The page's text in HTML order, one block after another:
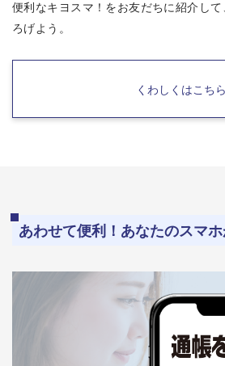
便利なキヨスマ！をお友だちに紹介し
ろげよう。
くわしくはこちら
あわせて便利！あなたのスマホ